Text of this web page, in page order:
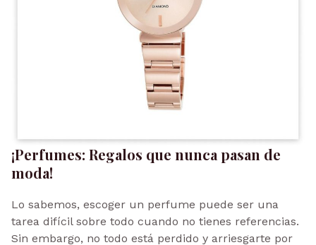
¡Perfumes: Regalos que nunca pasan de
moda!
Lo sabemos, escoger un perfume puede ser una
tarea difícil sobre todo cuando no tienes referencias.
Sin embargo, no todo está perdido y arriesgarte por